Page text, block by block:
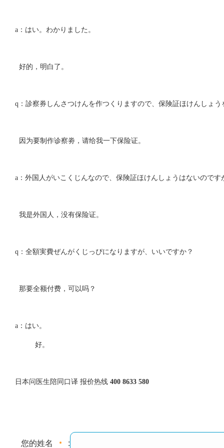
a：はい。わかりました。
好的，明白了。
q：診察券しんさつけんを作つくりますので、保険証ほけんしょ
因为要制作诊察劵，请给我一下保险证。
a：外国人がいこくじんなので、保険証ほけんしょうはないのです
我是外国人，没有保险证。
q：全額実費ぜんがくじっぴになりますが、いいですか？
那要全额付费，可以吗？
a：はい。
好。
日本问医生陪同口译 报价热线 400 8633 580
您的姓名 :